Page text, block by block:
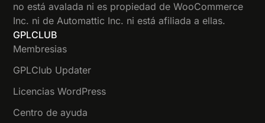
no está avalada ni es propiedad de WooCommerce
Inc. ni de Automattic Inc. ni está afiliada a ellas.
GPLCLUB
Membresias
GPLClub Updater
Licencias WordPress
Centro de ayuda